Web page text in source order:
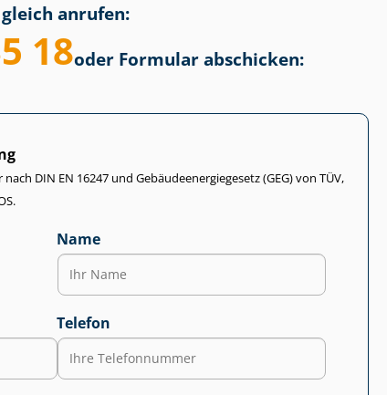
anrufen:
18oder Formular abschicken:
DIN EN 16247 und Ge­bäu­de­en­er­gie­ge­setz (GEG) von TÜV,
Name
Telefon